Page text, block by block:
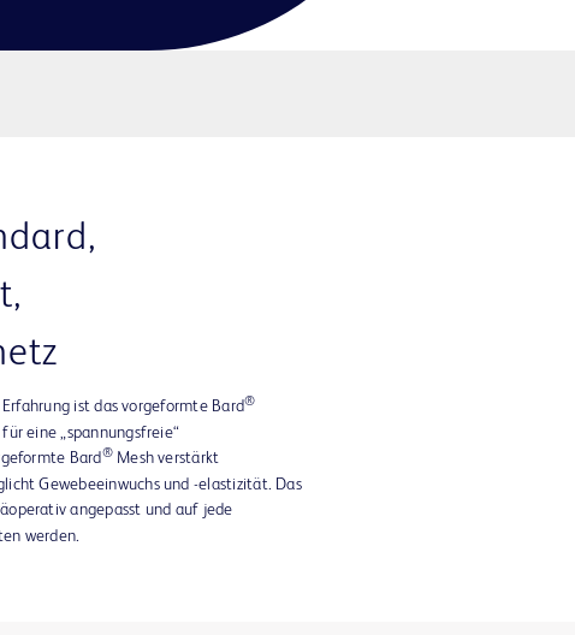
ist das vorgeformte Bard®
eine „spannungsfreie“
Bard ®Mesh verstärkt
Gewebeeinwuchs und -elastizität. Das
angepasst und auf jede
werden.